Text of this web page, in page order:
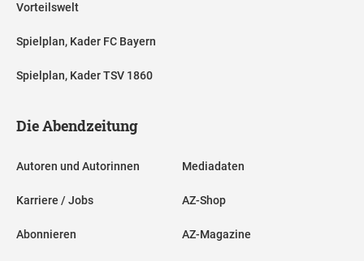
Vorteilswelt
Spielplan, Kader FC Bayern
Spielplan, Kader TSV 1860
Die Abendzeitung
Autoren und Autorinnen
Karriere / Jobs
Abonnieren
Mediadaten
AZ-Shop
AZ-Magazine